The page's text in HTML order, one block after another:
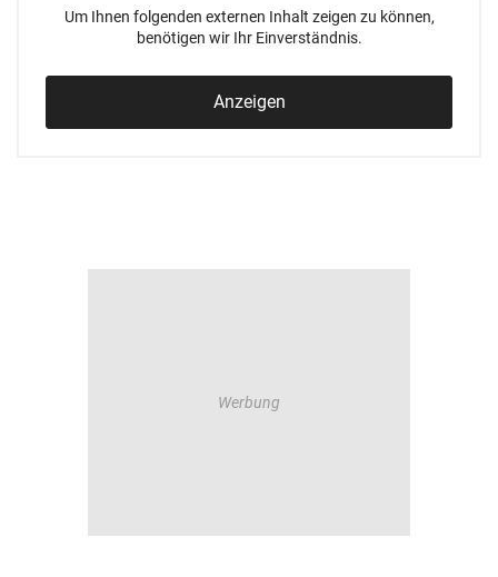
Um Ihnen folgenden externen Inhalt zeigen zu können,
benötigen wir Ihr Einverständnis.
Anzeigen